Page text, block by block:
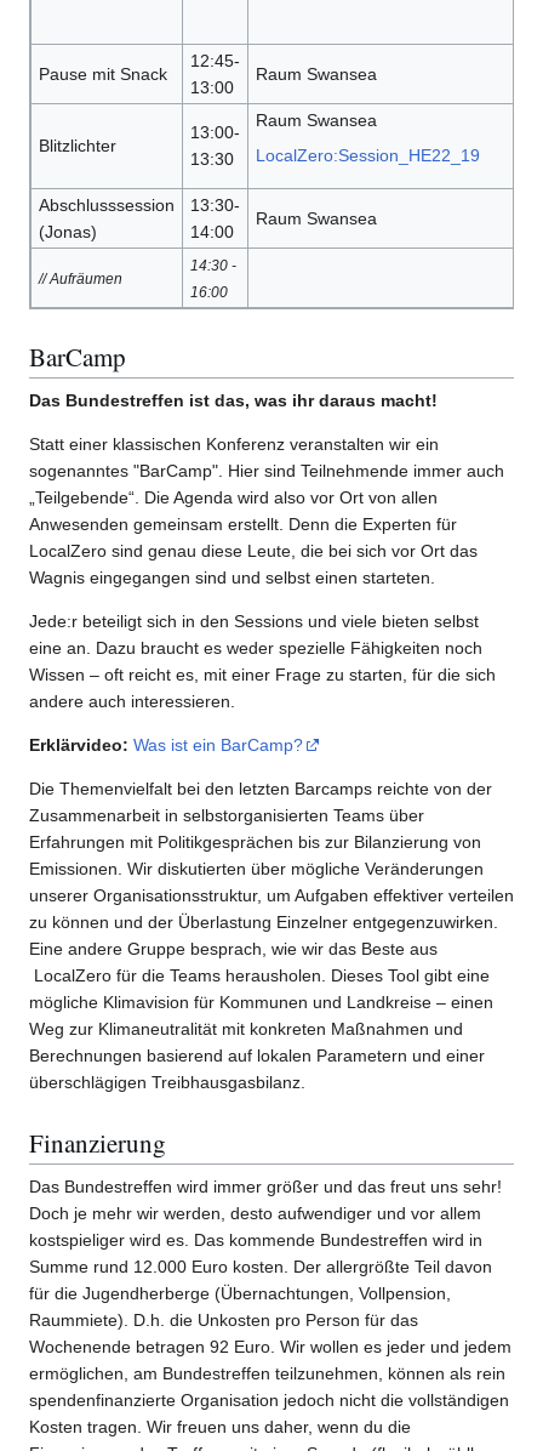
Pause mit Snack
12:45-
13:00
Raum Swansea
Blitzlichter
13:00-
13:30
Raum Swansea
LocalZero:Session_HE22_19
Abschlusssession
(Jonas)
13:30-
14:00
Raum Swansea
// Aufräumen
14:30 -
16:00
BarCamp
Das Bundestreffen ist das, was ihr daraus macht!
Statt einer klassischen Konferenz veranstalten wir ein
sogenanntes "BarCamp". Hier sind Teilnehmende immer auch
„Teilgebende“. Die Agenda wird also vor Ort von allen
Anwesenden gemeinsam erstellt. Denn die Experten für
LocalZero sind genau diese Leute, die bei sich vor Ort das
Wagnis eingegangen sind und selbst einen starteten.
Jede:r beteiligt sich in den Sessions und viele bieten selbst
eine an. Dazu braucht es weder spezielle Fähigkeiten noch
Wissen – oft reicht es, mit einer Frage zu starten, für die sich
andere auch interessieren.
Erklärvideo: Was ist ein BarCamp?
Die Themenvielfalt bei den letzten Barcamps reichte von der
Zusammenarbeit in selbstorganisierten Teams über
Erfahrungen mit Politikgesprächen bis zur Bilanzierung von
Emissionen. Wir diskutierten über mögliche Veränderungen
unserer Organisationsstruktur, um Aufgaben effektiver verteilen
zu können und der Überlastung Einzelner entgegenzuwirken.
Eine andere Gruppe besprach, wie wir das Beste aus
LocalZero für die Teams herausholen. Dieses Tool gibt eine
mögliche Klimavision für Kommunen und Landkreise – einen
Weg zur Klimaneutralität mit konkreten Maßnahmen und
Berechnungen basierend auf lokalen Parametern und einer
überschlägigen Treibhausgasbilanz.
Finanzierung
Das Bundestreffen wird immer größer und das freut uns sehr!
Doch je mehr wir werden, desto aufwendiger und vor allem
kostspieliger wird es. Das kommende Bundestreffen wird in
Summe rund 12.000 Euro kosten. Der allergrößte Teil davon
für die Jugendherberge (Übernachtungen, Vollpension,
Raummiete). D.h. die Unkosten pro Person für das
Wochenende betragen 92 Euro. Wir wollen es jeder und jedem
ermöglichen, am Bundestreffen teilzunehmen, können als rein
spendenfinanzierte Organisation jedoch nicht die vollständigen
Kosten tragen. Wir freuen uns daher, wenn du die